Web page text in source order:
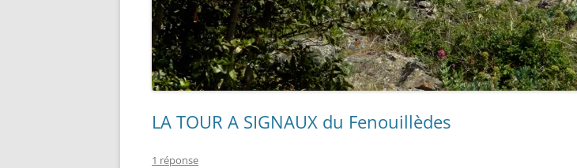
LA TOUR A SIGNAUX du Fenouillèdes
1 réponse